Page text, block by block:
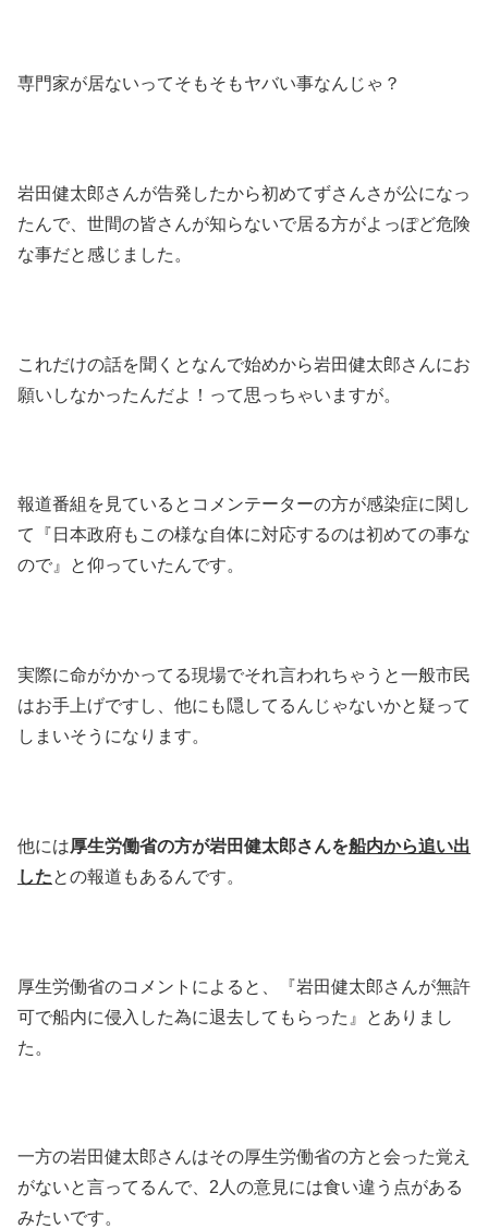
専門家が居ないってそもそもヤバい事なんじゃ？
岩田健太郎さんが告発したから初めてずさんさが公になっ
たんで、世間の皆さんが知らないで居る方がよっぽど危険
な事だと感じました。
これだけの話を聞くとなんで始めから岩田健太郎さんにお
願いしなかったんだよ！って思っちゃいますが。
報道番組を見ているとコメンテーターの方が感染症に関し
て『日本政府もこの様な自体に対応するのは初めての事な
ので』と仰っていたんです。
実際に命がかかってる現場でそれ言われちゃうと一般市民
はお手上げですし、他にも隠してるんじゃないかと疑って
しまいそうになります。
他には厚生労働省の方が岩田健太郎さんを船内から追い出
したとの報道もあるんです。
厚生労働省のコメントによると、『岩田健太郎さんが無許
可で船内に侵入した為に退去してもらった』とありまし
た。
一方の岩田健太郎さんはその厚生労働省の方と会った覚え
がないと言ってるんで、2人の意見には食い違う点がある
みたいです。